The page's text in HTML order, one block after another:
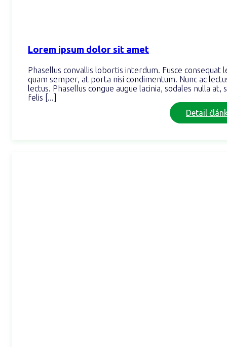
Lorem ipsum dolor sit amet
Phasellus convallis lobortis interdum. Fusce consequat
quam semper, at porta nisi condimentum. Nunc ac
lectus. Phasellus congue augue lacinia, sodales nulla at,
felis [...]
Detail